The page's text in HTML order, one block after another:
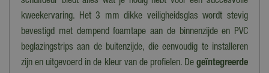
kweekervaring. Het 3 mm dikke veiligheidsglas wordt stevig
bevestigd met dempend foamtape aan de binnenzijde en PVC
beglazingstrips aan de buitenzijde, die eenvoudig te installeren
zijn en uitgevoerd in de kleur van de profielen. De geïntegreerde